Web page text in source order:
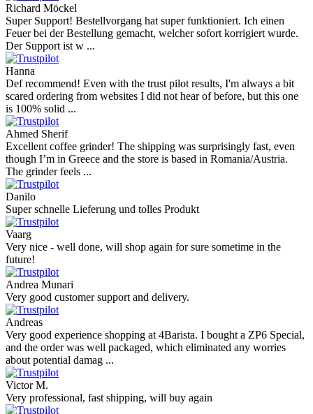
Richard Möckel
Super Support! Bestellvorgang hat super funktioniert. Ich einen
Feuer bei der Bestellung gemacht, welcher sofort korrigiert wurde.
Der Support ist w ...
Hanna
Def recommend! Even with the trust pilot results, I'm always a bit
scared ordering from websites I did not hear of before, but this one
is 100% solid ...
Ahmed Sherif
Excellent coffee grinder! The shipping was surprisingly fast, even
though I’m in Greece and the store is based in Romania/Austria.
The grinder feels ...
Danilo
Super schnelle Lieferung und tolles Produkt
Vaarg
Very nice - well done, will shop again for sure sometime in the
future!
Andrea Munari
Very good customer support and delivery.
Andreas
Very good experience shopping at 4Barista. I bought a ZP6 Special,
and the order was well packaged, which eliminated any worries
about potential damag ...
Victor M.
Very professional, fast shipping, will buy again